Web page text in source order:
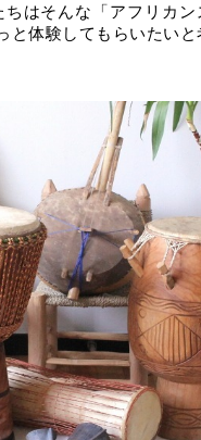
はそんな「アフリカン
と体験してもらいたい